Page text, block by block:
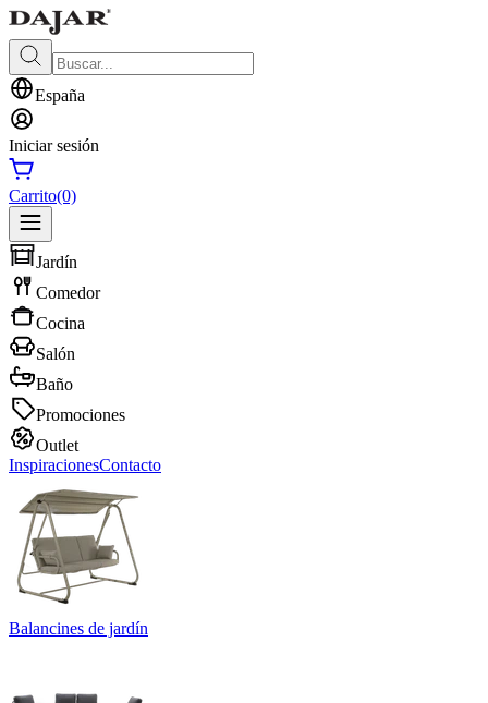
España
Iniciar sesión
Carrito(0)
Jardín
Comedor
Cocina
Salón
Baño
Promociones
Outlet
InspiracionesContacto
Balancines de jardín